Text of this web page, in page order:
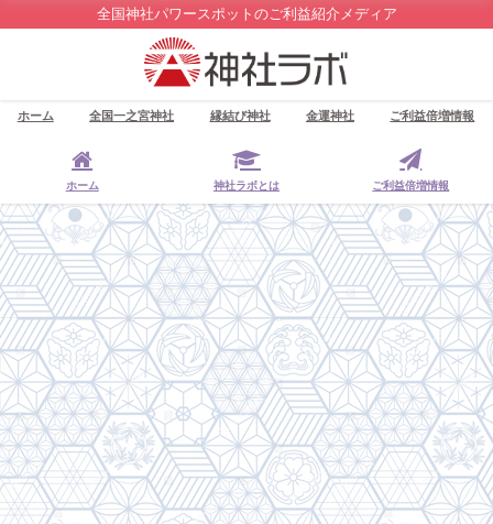
全国神社パワースポットのご利益紹介メディア
ホーム 全国一之宮神社 縁結び神社 金運神社 ご利益倍増情報
ホーム 神社ラボとは ご利益倍増情報